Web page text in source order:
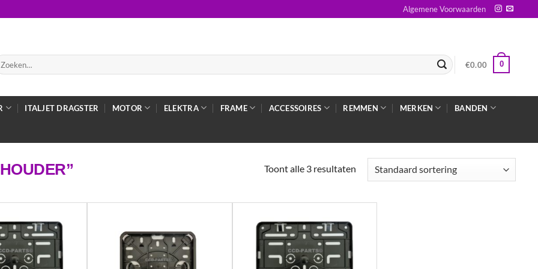
Algemene Voorwaarden
€0.00 0
ITALJET DRAGSTER MOTOR ELEKTRA FRAME ACCESSOIRES REMMEN MERKEN BANDEN
Toont alle 3 resultaten